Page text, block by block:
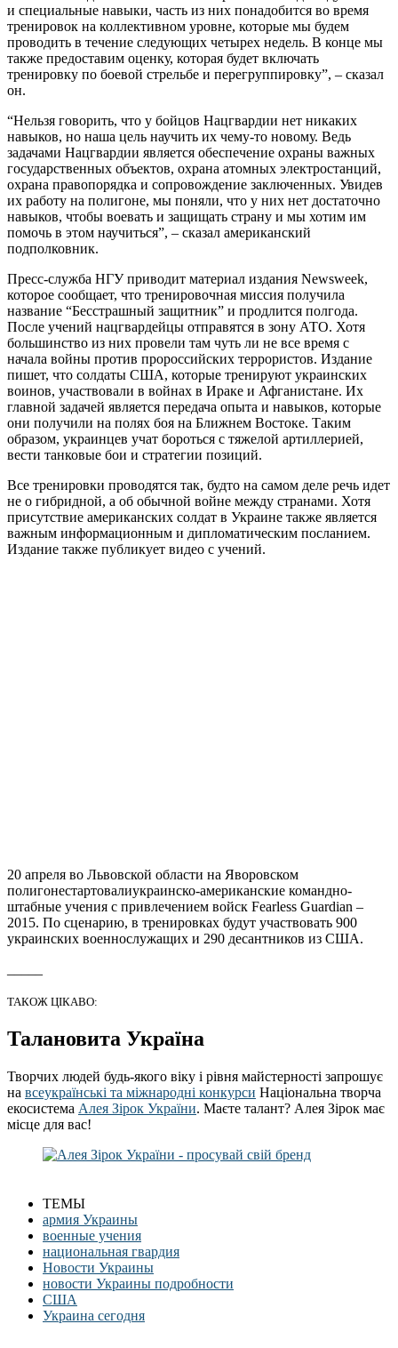
и специальные навыки, часть из них понадобится во время
тренировок на коллективном уровне, которые мы будем
проводить в течение следующих четырех недель. В конце мы
также предоставим оценку, которая будет включать
тренировку по боевой стрельбе и перегруппировку”, – сказал
он.
“Нельзя говорить, что у бойцов Нацгвардии нет никаких
навыков, но наша цель научить их чему-то новому. Ведь
задачами Нацгвардии является обеспечение охраны важных
государственных объектов, охрана атомных электростанций,
охрана правопорядка и сопровождение заключенных. Увидев
их работу на полигоне, мы поняли, что у них нет достаточно
навыков, чтобы воевать и защищать страну и мы хотим им
помочь в этом научиться”, – сказал американский
подполковник.
Пресс-служба НГУ приводит материал издания Newsweek,
которое сообщает, что тренировочная миссия получила
название “Бесстрашный защитник” и продлится полгода.
После учений нацгвардейцы отправятся в зону АТО. Хотя
большинство из них провели там чуть ли не все время с
начала войны против пророссийских террористов. Издание
пишет, что солдаты США, которые тренируют украинских
воинов, участвовали в войнах в Ираке и Афганистане. Их
главной задачей является передача опыта и навыков, которые
они получили на полях боя на Ближнем Востоке. Таким
образом, украинцев учат бороться с тяжелой артиллерией,
вести танковые бои и стратегии позиций.
Все тренировки проводятся так, будто на самом деле речь идет
не о гибридной, а об обычной войне между странами. Хотя
присутствие американских солдат в Украине также является
важным информационным и дипломатическим посланием.
Издание также публикует видео с учений.
20 апреля во Львовской области на Яворовском
полигонестартовалиукраинско-американские командно-
штабные учения с привлечением войск Fearless Guardian –
2015. По сценарию, в тренировках будут участвовать 900
украинских военнослужащих и 290 десантников из США.
ТАКОЖ ЦІКАВО:
Талановита Україна
Творчих людей будь-якого віку і рівня майстерності запрошує
на всеукраїнські та міжнародні конкурси Національна творча
екосистема Алея Зірок України. Маєте талант? Алея Зірок має
місце для вас!
ТЕМЫ
армия Украины
военные учения
национальная гвардия
Новости Украины
новости Украины подробности
США
Украина сегодня